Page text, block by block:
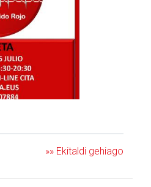
»» Ekitaldi gehiago